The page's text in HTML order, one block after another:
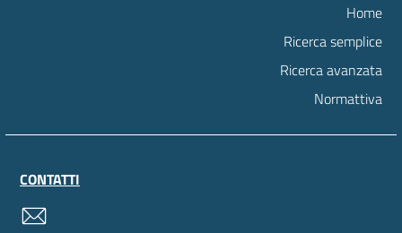
Home
Ricerca semplice
Ricerca avanzata
Normattiva
CONTATTI